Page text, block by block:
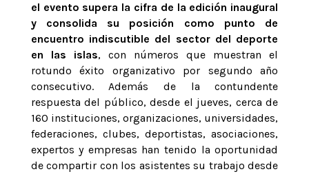
el evento supera la cifra de la edición inaugural
y consolida su posición como punto de
encuentro indiscutible del sector del deporte
en las islas, con números que muestran el
rotundo éxito organizativo por segundo año
consecutivo. Además de la contundente
respuesta del público, desde el jueves, cerca de
160 instituciones, organizaciones, universidades,
federaciones, clubes, deportistas, asociaciones,
expertos y empresas han tenido la oportunidad
de compartir con los asistentes su trabajo desde